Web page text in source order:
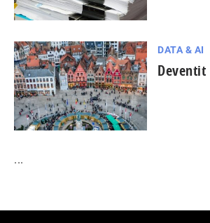
DATA & AI
...